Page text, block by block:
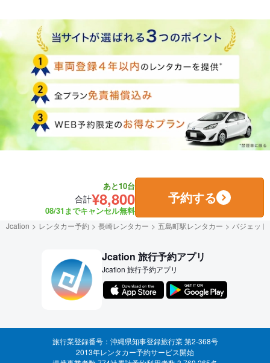
あと10台
合計¥8,800
08/31までキャンセル無料
予約する
Jcation レンタカー予約 長崎レンタカー 五島町駅レンタカー バジェッ
Jcation 旅行予約アプリ
Jcation 旅行予約アプリ
旅行業登録番号：沖縄県知事登録旅行業 第2-368号
2013年レンタカー予約サービス開始